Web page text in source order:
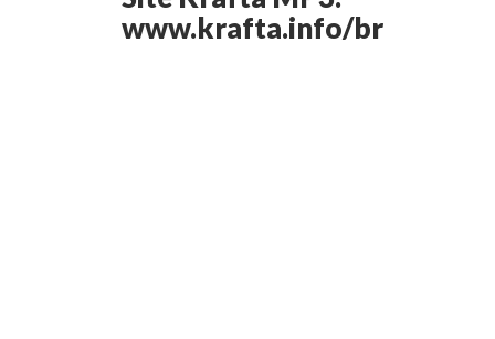
www.krafta.info/br